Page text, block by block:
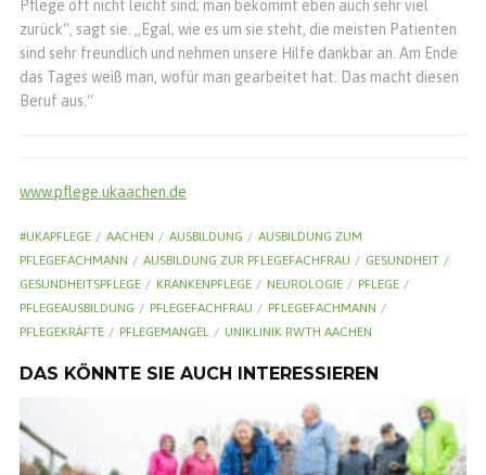
Pflege oft nicht leicht sind; man bekommt eben auch sehr viel
zurück“, sagt sie. „Egal, wie es um sie steht, die meisten Patienten
sind sehr freundlich und nehmen unsere Hilfe dankbar an. Am Ende
das Tages weiß man, wofür man gearbeitet hat. Das macht diesen
Beruf aus.“
www.pflege.ukaachen.de
#UKAPFLEGE AACHEN AUSBILDUNG
AUSBILDUNG ZUM
PFLEGEFACHMANN
AUSBILDUNG ZUR PFLEGEFACHFRAU
GESUNDHEIT
GESUNDHEITSPFLEGE
KRANKENPFLEGE NEUROLOGIE
PFLEGE
PFLEGEAUSBILDUNG
PFLEGEFACHFRAU
PFLEGEFACHMANN
PFLEGEKRÄFTE
PFLEGEMANGEL UNIKLINIK RWTH AACHEN
DAS KÖNNTE SIE AUCH INTERESSIEREN